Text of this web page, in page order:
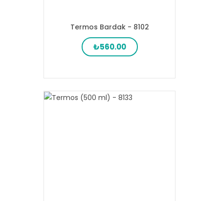
Termos Bardak - 8102
₺560.00